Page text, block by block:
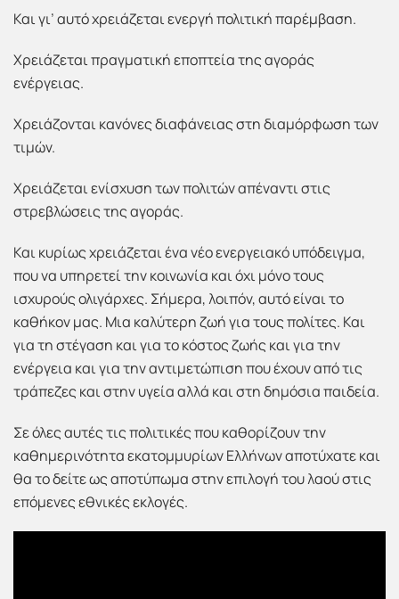
Και γι’ αυτό χρειάζεται ενεργή πολιτική παρέμβαση.
Χρειάζεται πραγματική εποπτεία της αγοράς
ενέργειας.
Χρειάζονται κανόνες διαφάνειας στη διαμόρφωση των
τιμών.
Χρειάζεται ενίσχυση των πολιτών απέναντι στις
στρεβλώσεις της αγοράς.
Και κυρίως χρειάζεται ένα νέο ενεργειακό υπόδειγμα,
που να υπηρετεί την κοινωνία και όχι μόνο τους
ισχυρούς ολιγάρχες. Σήμερα, λοιπόν, αυτό είναι το
καθήκον μας. Μια καλύτερη ζωή για τους πολίτες. Και
για τη στέγαση και για το κόστος ζωής και για την
ενέργεια και για την αντιμετώπιση που έχουν από τις
τράπεζες και στην υγεία αλλά και στη δημόσια παιδεία.
Σε όλες αυτές τις πολιτικές που καθορίζουν την
καθημερινότητα εκατομμυρίων Ελλήνων αποτύχατε και
θα το δείτε ως αποτύπωμα στην επιλογή του λαού στις
επόμενες εθνικές εκλογές.